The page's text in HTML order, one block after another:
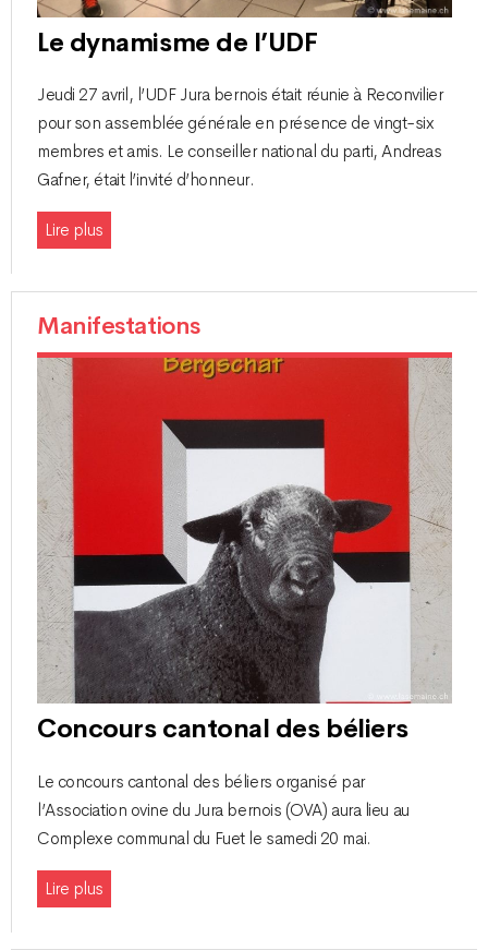
Le dynamisme de l’UDF
Jeudi 27 avril, l’UDF Jura bernois était réunie à Reconvilier
pour son assemblée générale en présence de vingt-six
membres et amis. Le conseiller national du parti, Andreas
Gafner, était l’invité d’honneur.
Lire plus
Manifestations
Concours cantonal des béliers
Le concours cantonal des béliers organisé par
l’Association ovine du Jura bernois (OVA) aura lieu au
Complexe communal du Fuet le samedi 20 mai.
Lire plus